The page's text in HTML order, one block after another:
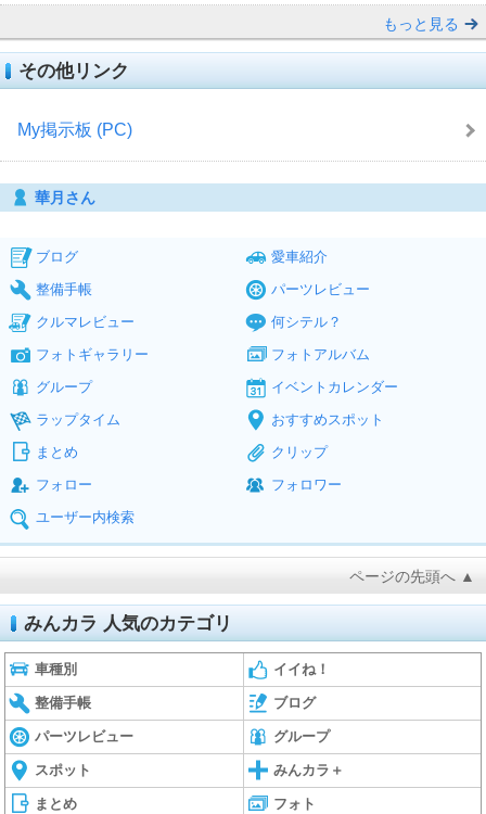
もっと見る
その他リンク
My掲示板 (PC)
華月さん
ブログ
愛車紹介
整備手帳
パーツレビュー
クルマレビュー
何シテル？
フォトギャラリー
フォトアルバム
グループ
イベントカレンダー
ラップタイム
おすすめスポット
まとめ
クリップ
フォロー
フォロワー
ユーザー内検索
ページの先頭へ ▲
みんカラ 人気のカテゴリ
車種別 イイね！
整備手帳 ブログ
パーツレビュー グループ
スポット みんカラ＋
まとめ フォト